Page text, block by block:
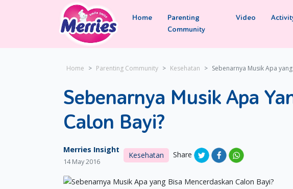
Home
Parenting
Community
Video
Home Parenting Community Kesehatan Sebenarnya Musik Apa
Sebenarnya Musik Apa
Calon Bayi?
Merries Insight
14 May 2016
Kesehatan Share